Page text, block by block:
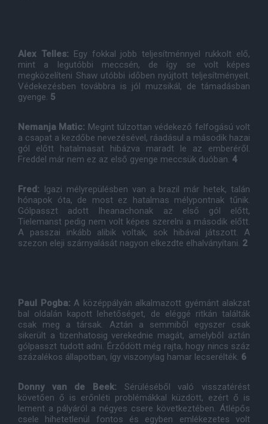
Alex Telles: Egy fokkal jobb teljesítménnyel rukkolt elő,
mint a legutóbbi meccsén, de így se volt képes
megközelíteni Shaw utóbbi időben nyújtott teljesítményeit.
Védekezésben továbbra is jól muzsikál, de támadásban
gyenge. 5
Nemanja Matic: Megint túlzottan védekező felfogású volt
a csapat a kezdőbe nevezésével, ráadásul a második hazai
gól előtt hatalmasat hibázva maradt le az emberéről.
Freddel már nem ez az első gyenge meccsük duóban. 4
Fred: Igazi mélyrepülésben van a brazil már hetek, talán
hónapok óta, de most ez hatalmas mélypontnak tűnik.
Gólpasszt adott Iheanachonak az első gól előtt,
Tielemanst pedig nem volt képes szerelni a második előtt.
A passzai inkább alibik voltak, sok hibával játszott. A
szezon eleji szárnyalását nagyon elkezdte elhalványítani. 2
Paul Pogba: A középpályán alkalmazott gyémánt alakzat
bal oldalán kapott lehetőséget, de eléggé ritkán találták
csak meg a társak. Aztán a semmiből egyszer csak
sikerült a tizenhatosig verekednie magát, amelyből aztán
gólpasszt tudott adni. Érződött még rajta, hogy nincs száz
százalékos állapotban, így viszonylag hamar lecserélték. 6
Donny van de Beek: Sérüléséből való visszatérést
követően ő is erőnléti problémákkal küzdött, ezért ő is
lement a pályáról a négyes csere következtében. Átlépős
csele hihetetlenül fontos és egyben emlékezetes volt